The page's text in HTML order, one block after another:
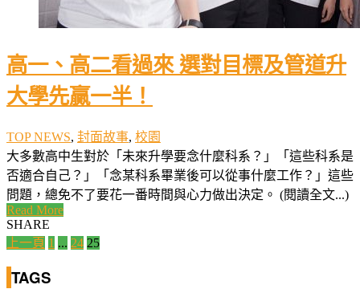
高一、高二看過來 選對目標及管道升
大學先贏一半！
TOP NEWS, 封面故事, 校園
大多數高中生對於「未來升學要念什麼科系？」「這些科系是
否適合自己？」「念某科系畢業後可以從事什麼工作？」這些
問題，總免不了要花一番時間與心力做出決定。 (閱讀全文...)
Read More
SHARE
文
章
上一頁 1 ... 24 25
TAGS